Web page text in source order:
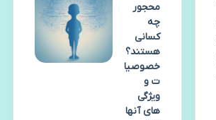
محجور
چه
کسانی
هستند؟
خصوصیا
ت و
ویژگی
های آنها